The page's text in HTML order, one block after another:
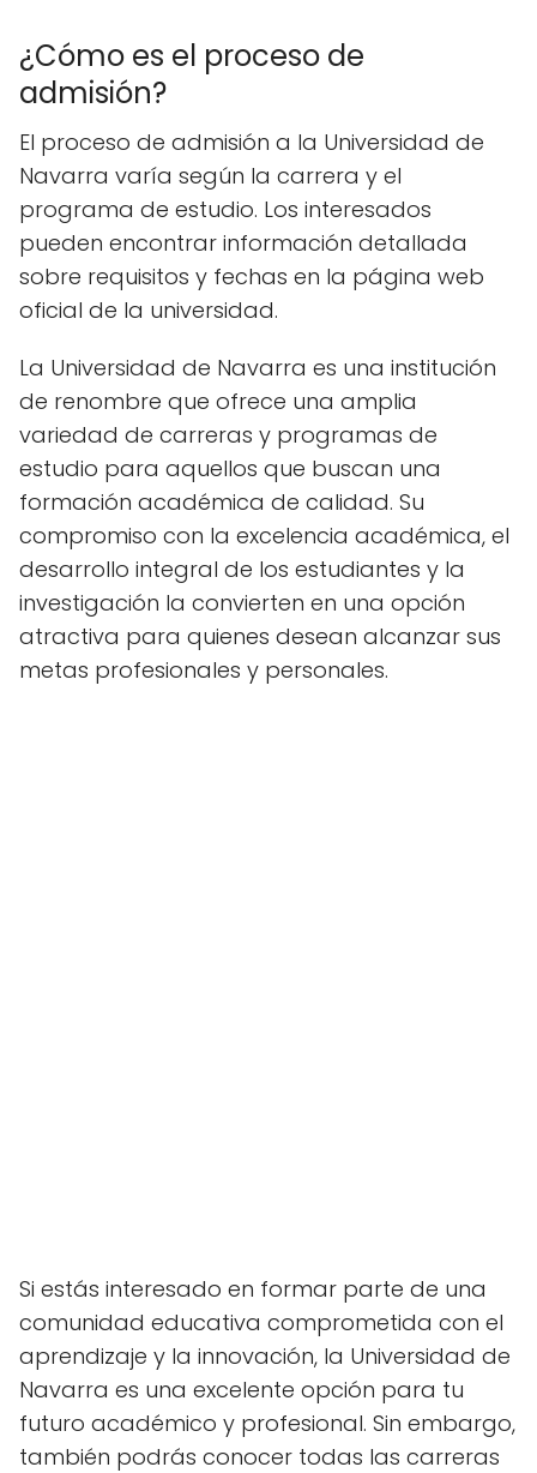
¿Cómo es el proceso de
admisión?
El proceso de admisión a la Universidad de
Navarra varía según la carrera y el
programa de estudio. Los interesados
pueden encontrar información detallada
sobre requisitos y fechas en la página web
oficial de la universidad.
La Universidad de Navarra es una institución
de renombre que ofrece una amplia
variedad de carreras y programas de
estudio para aquellos que buscan una
formación académica de calidad. Su
compromiso con la excelencia académica, el
desarrollo integral de los estudiantes y la
investigación la convierten en una opción
atractiva para quienes desean alcanzar sus
metas profesionales y personales.
Si estás interesado en formar parte de una
comunidad educativa comprometida con el
aprendizaje y la innovación, la Universidad de
Navarra es una excelente opción para tu
futuro académico y profesional. Sin embargo,
también podrás conocer todas las carreras